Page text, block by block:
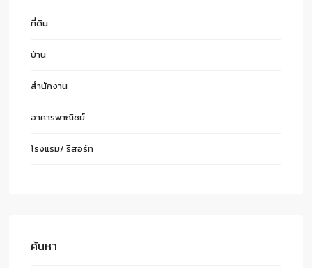
ที่ดิน
บ้าน
สำนักงาน
อาคารพาณิชย์
โรงแรม/ รีสอร์ท
ค้นหา